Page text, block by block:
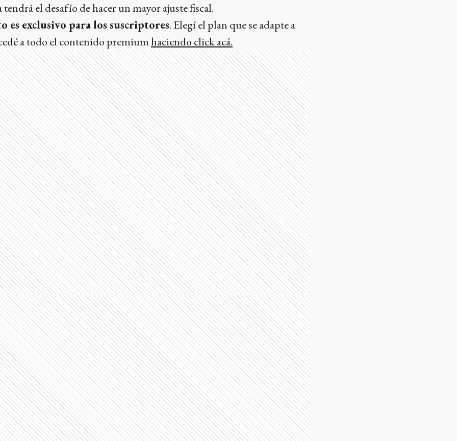
el desafío de hacer un mayor ajuste fiscal.
es exclusivo para los suscriptores. Elegí el plan que se adapte a
a todo el contenido premiumhaciendo click acá.